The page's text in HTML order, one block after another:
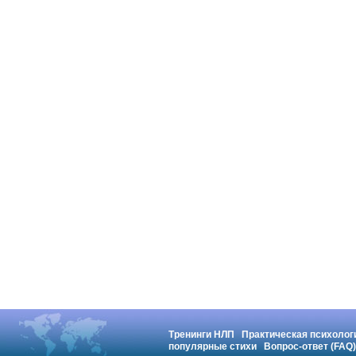
Тренинги НЛП
Практическая
популярные стихи
Вопрос-ответ (FAQ)